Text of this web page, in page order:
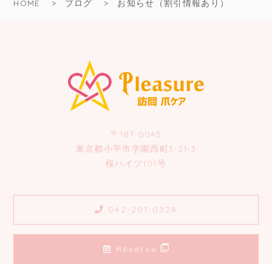
HOME ブログ お知らせ（割引情報あり）
〒187-0045
東京都小平市学園西町3-21-3
桜ハイツ101号
042-201-0328
Reserve